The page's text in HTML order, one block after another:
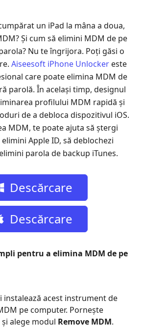
un iPad la mâna a doua,
Și cum să elimini MDM de pe
Nu te îngrijora. Poți găsi o
Aiseesoft iPhone Unlocker este
care poate elimina MDM de
parolă. În același timp, designul
profilului MDM rapidă și
de a debloca dispozitivul iOS.
MDM, te poate ajuta să ștergi
Apple ID, să deblochezi
parola de backup iTunes.
Descărcare
gratuită
Descărcare
pentru a elimina MDM de pe
instalează acest instrument de
pe computer. Pornește
alege modul Remove MDM.